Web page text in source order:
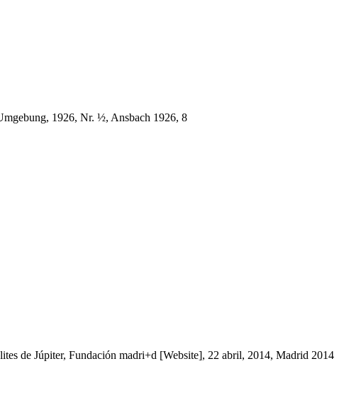
1926, Nr. ½, Ansbach 1926, 8
de Júpiter, Fundación madri+d [Website], 22 abril, 2014, Madrid 2014